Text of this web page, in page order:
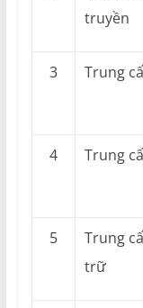
truyền
3 Trung
4 Trung
5
Trung
trữ